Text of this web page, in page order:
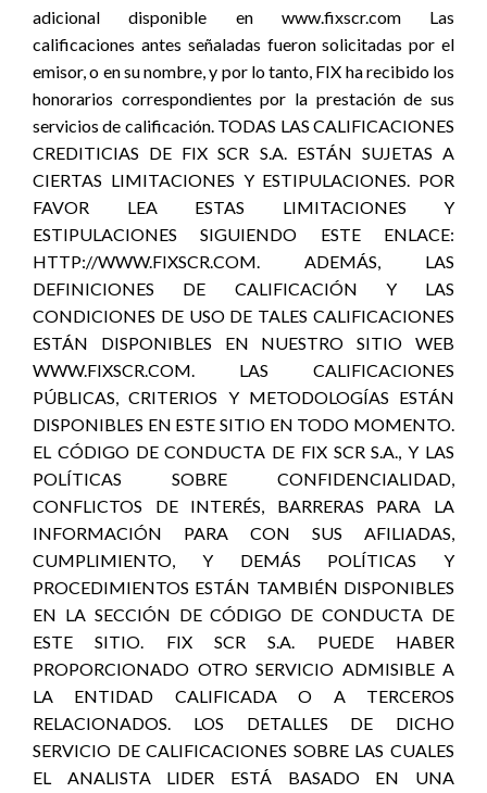
adicional disponible en www.fixscr.com Las
calificaciones antes señaladas fueron solicitadas por el
emisor, o en su nombre, y por lo tanto, FIX ha recibido los
honorarios correspondientes por la prestación de sus
servicios de calificación. TODAS LAS CALIFICACIONES
CREDITICIAS DE FIX SCR S.A. ESTÁN SUJETAS A
CIERTAS LIMITACIONES Y ESTIPULACIONES. POR
FAVOR LEA ESTAS LIMITACIONES Y
ESTIPULACIONES SIGUIENDO ESTE ENLACE:
HTTP://WWW.FIXSCR.COM. ADEMÁS, LAS
DEFINICIONES DE CALIFICACIÓN Y LAS
CONDICIONES DE USO DE TALES CALIFICACIONES
ESTÁN DISPONIBLES EN NUESTRO SITIO WEB
WWW.FIXSCR.COM. LAS CALIFICACIONES
PÚBLICAS, CRITERIOS Y METODOLOGÍAS ESTÁN
DISPONIBLES EN ESTE SITIO EN TODO MOMENTO.
EL CÓDIGO DE CONDUCTA DE FIX SCR S.A., Y LAS
POLÍTICAS SOBRE CONFIDENCIALIDAD,
CONFLICTOS DE INTERÉS, BARRERAS PARA LA
INFORMACIÓN PARA CON SUS AFILIADAS,
CUMPLIMIENTO, Y DEMÁS POLÍTICAS Y
PROCEDIMIENTOS ESTÁN TAMBIÉN DISPONIBLES
EN LA SECCIÓN DE CÓDIGO DE CONDUCTA DE
ESTE SITIO. FIX SCR S.A. PUEDE HABER
PROPORCIONADO OTRO SERVICIO ADMISIBLE A
LA ENTIDAD CALIFICADA O A TERCEROS
RELACIONADOS. LOS DETALLES DE DICHO
SERVICIO DE CALIFICACIONES SOBRE LAS CUALES
EL ANALISTA LIDER ESTÁ BASADO EN UNA